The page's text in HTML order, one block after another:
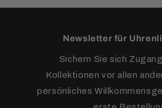
Newsletter für
Sichern Sie sich
Kollektionen vor allen
persönliches